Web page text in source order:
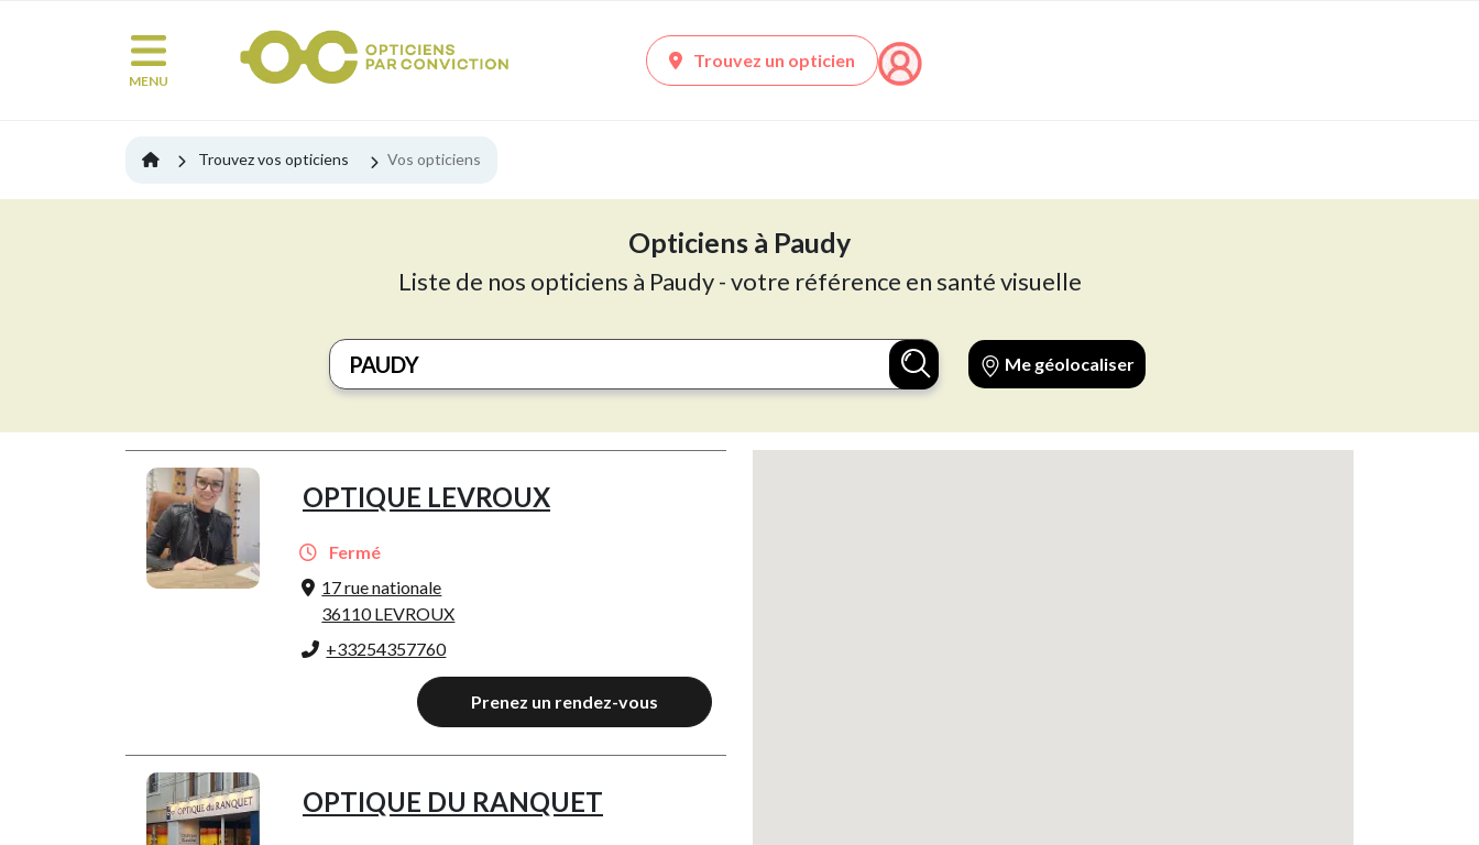
MENU
Trouvez un opticien
Trouvez vos opticiens Vos opticiens
Opticiens à Paudy
Liste de nos opticiens à Paudy - votre référence en santé visuelle
Me géolocaliser
OPTIQUE LEVROUX
Fermé
17 rue nationale
36110 LEVROUX
+33254357760
Prenez un rendez-vous
OPTIQUE DU RANQUET